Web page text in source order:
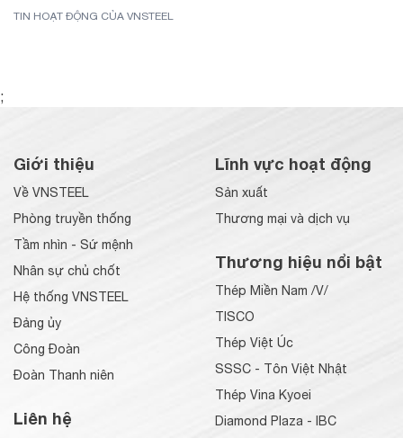
TIN HOẠT ĐỘNG CỦA VNSTEEL
;
Giới thiệu
Về VNSTEEL
Phòng truyền thống
Tầm nhìn - Sứ mệnh
Nhân sự chủ chốt
Hệ thống VNSTEEL
Đảng ủy
Công Đoàn
Đoàn Thanh niên
Liên hệ
Lĩnh vực hoạt động
Sản xuất
Thương mại và dịch vụ
Thương hiệu nổi bật
Thép Miền Nam /V/
TISCO
Thép Việt Úc
SSSC - Tôn Việt Nhật
Thép Vina Kyoei
Diamond Plaza - IBC